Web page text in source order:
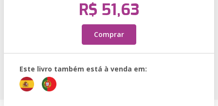
R$ 51,63
Comprar
Este livro também está à venda em: